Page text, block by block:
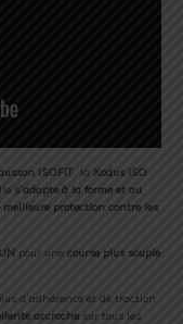
ISOFIT, la Xodus ISO
s’adapte à la forme et au
protection contre les
pour une course plus souple
d’adhérence et de traction
accroche sur tous les